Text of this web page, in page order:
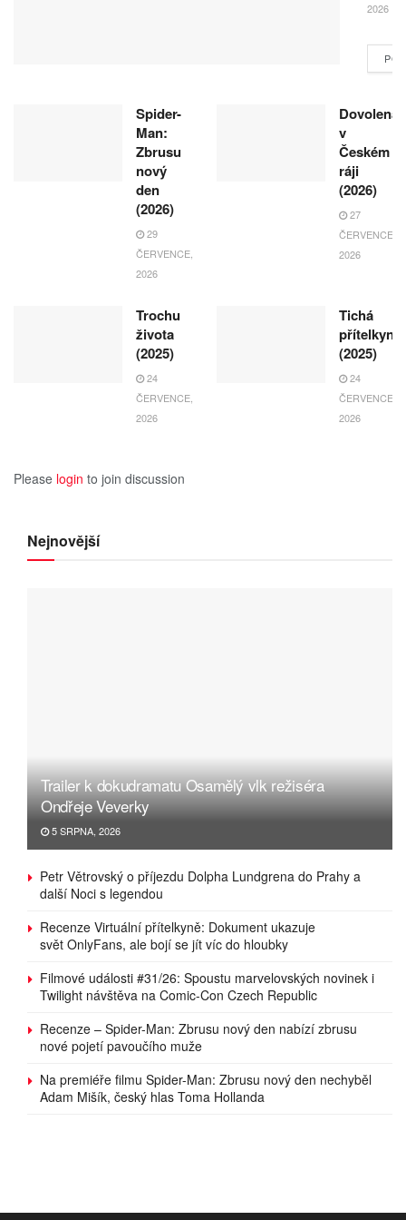
2026
Spider-
Man:
Zbrusu
nový
den
(2026)
29
ČERVENCE,
2026
Dovolená
v
Českém
ráji
(2026)
27
ČERVENCE,
2026
Trochu
života
(2025)
24
ČERVENCE,
2026
Tichá
přítelkyně
(2025)
24
ČERVENCE,
2026
Please login to join discussion
Nejnovější
Trailer k dokudramatu Osamělý vlk režiséra
Ondřeje Veverky
5 SRPNA, 2026
Petr Větrovský o příjezdu Dolpha Lundgrena do Prahy a
další Noci s legendou
Recenze Virtuální přítelkyně: Dokument ukazuje
svět OnlyFans, ale bojí se jít víc do hloubky
Filmové události #31/26: Spoustu marvelovských novinek i
Twilight návštěva na Comic-Con Czech Republic
Recenze – Spider-Man: Zbrusu nový den nabízí zbrusu
nové pojetí pavoučího muže
Na premiéře filmu Spider-Man: Zbrusu nový den nechyběl
Adam Mišík, český hlas Toma Hollanda